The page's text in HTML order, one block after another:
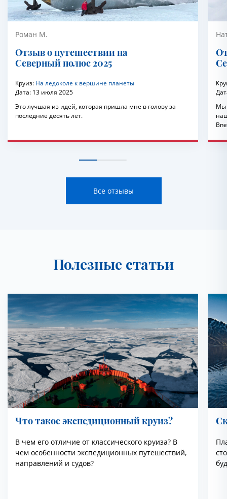
Роман М.
Отзыв о путешествии на
Северный полюс 2025
Круиз: На ледоколе к вершине планеты
Дата: 13 июля 2025
Это лучшая из идей, которая пришла мне в голову за
последние десять лет.
Мы
Все отзывы
Полезные статьи
Что такое экспедиционный круиз?
В чем его отличие от классического круиза? В
чем особенности экспедиционных путешествий,
направлений и судов?